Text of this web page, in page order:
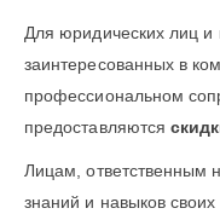
Для юридических лиц и
заинтересованных в
профессиональном
предоставляются
Лицам, ответственным
знаний и навыков